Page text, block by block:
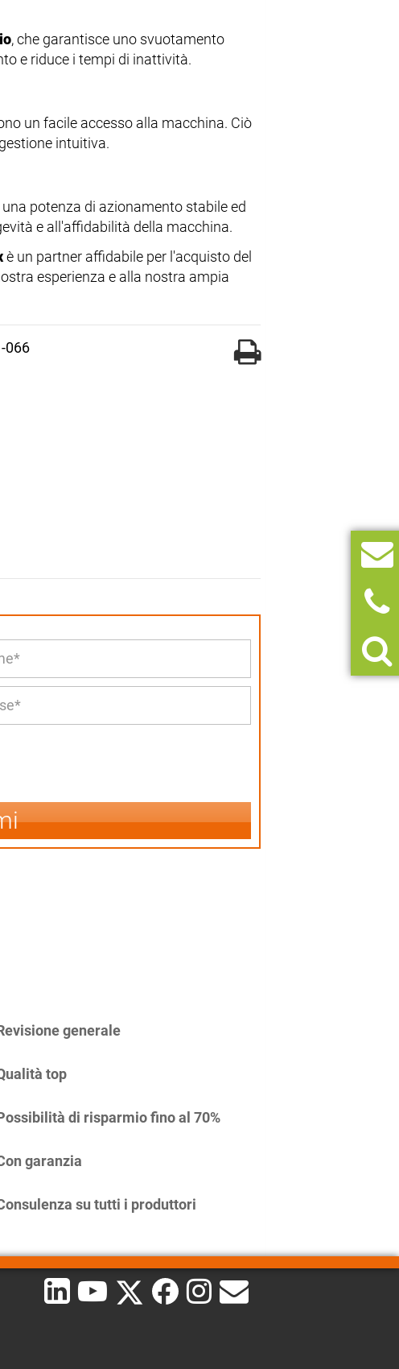
, che garantisce uno svuotamento
e riduce i tempi di inattività.
un facile accesso alla macchina. Ciò
intuitiva.
potenza di azionamento stabile ed
e all'affidabilità della macchina.
è un partner affidabile per l'acquisto del
esperienza e alla nostra ampia
066
generale
top
di risparmio fino al 70%
garanzia
su tutti i produttori